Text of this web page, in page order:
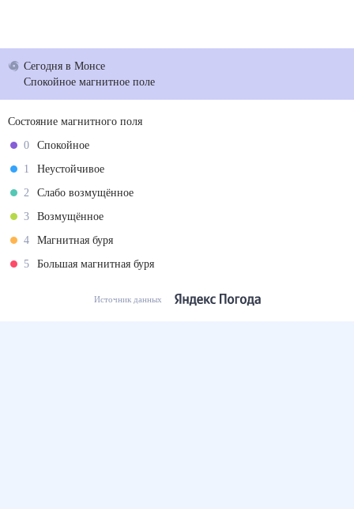
Сегодняв Монсе
Спокойное магнитное поле
Состояние магнитного поля
0
Спокойное
1
Неустойчивое
2
Слабо возмущённое
3
Возмущённое
4
Магнитная буря
5
Большая магнитная буря
Источник данных